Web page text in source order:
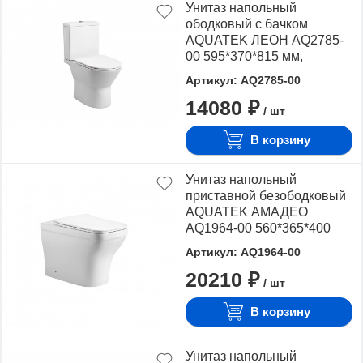
Унитаз напольный
ободковый с бачком
AQUATEK ЛЕОН AQ2785-
00 595*370*815 мм,
тонкое сиденье с
механизмом плавного
Артикул: AQ2785-00
14080 ₽ / шт
В корзину
Унитаз напольный
приставной безободковый
AQUATEK АМАДЕО
AQ1964-00 560*365*400
выпуск, тонкое сиденье с
механизмом плавного
Артикул: AQ1964-00
20210 ₽ / шт
В корзину
Унитаз напольный